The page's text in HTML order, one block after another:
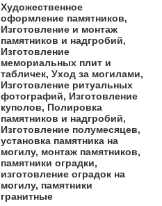
Художественное
оформление памятников,
Изготовление и монтаж
памятников и надгробий,
Изготовление
мемориальных плит и
табличек, Уход за могилами,
Изготовление ритуальных
фотографий, Изготовление
куполов, Полировка
памятников и надгробий,
Изготовление полумесяцев,
установка памятника на
могилу, монтаж памятников,
памятники оградки,
изготовление оградок на
могилу, памятники
гранитные